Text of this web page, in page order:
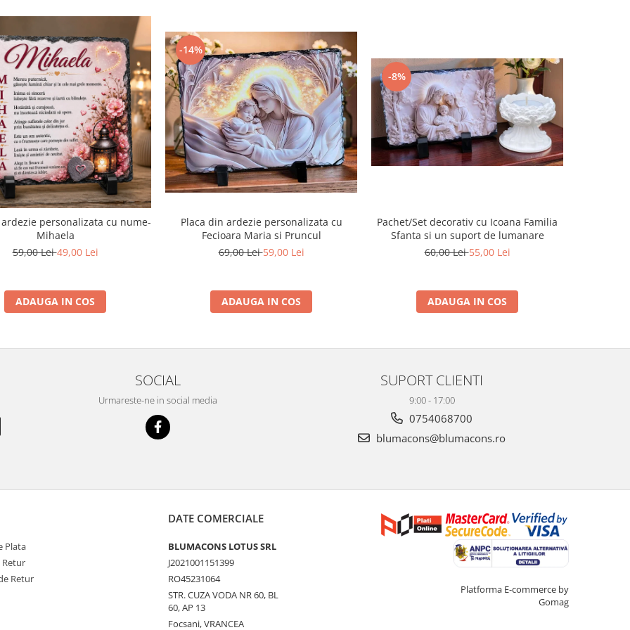
ardezie personalizata cu nume-
Mihaela
59,00 Lei49,00 Lei
ADAUGA IN COS
-14%
Placa din ardezie personalizata cu
Fecioara Maria si Pruncul
69,00 Lei59,00 Lei
ADAUGA IN COS
-8%
Pachet/Set decorativ cu Icoana Familia
Sfanta si un suport de lumanare
60,00 Lei55,00 Lei
ADAUGA IN COS
SOCIAL
Urmareste-ne in social media
SUPORT CLIENTI
9:00 - 17:00
0754068700
blumacons@blumacons.ro
Plata
Retur
Retur
DATE COMERCIALE
BLUMACONS LOTUS SRL
J2021001151399
RO45231064
STR. CUZA VODA NR 60, BL
60, AP 13
Focsani, VRANCEA
Platforma E-commerce by
Gomag